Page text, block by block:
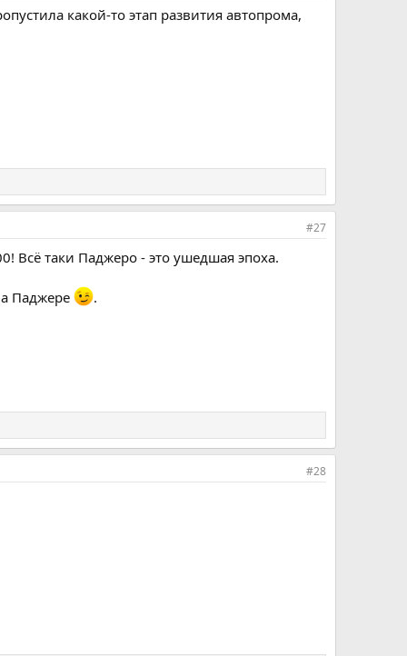
какой-то этап развития автопрома,
#27
Всё таки Паджеро - это ушедшая эпоха.
Паджере .
#28